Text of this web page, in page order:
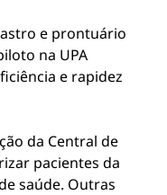
e prontuário
na UPA
e rapidez
da Central de
pacientes da
saúde. Outras